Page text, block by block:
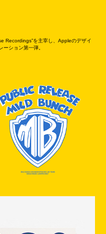
Recordings”を主宰し、Appleのデザイ
ーション第一弾。